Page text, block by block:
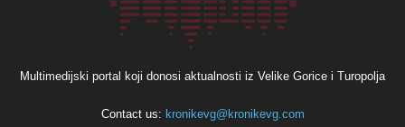
Multimedijski portal koji donosi aktualnosti iz Velike Gorice i Turopolja
Contact us: kronikevg@kronikevg.com